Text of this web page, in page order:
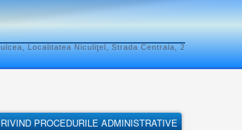
Localitatea Niculiţel, Strada Centrala, 2
PROCEDURILE ADMINISTRATIVE